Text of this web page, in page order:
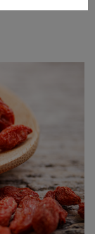
Was
sie